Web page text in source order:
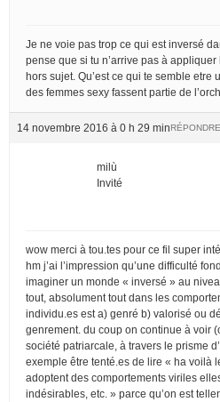
Je ne voie pas trop ce qui est inversé
pense que si tu n’arrive pas à
hors sujet. Qu’est ce qui te semble etre
des femmes sexy fassent partie de
14 novembre 2016 à 0 h 29 minRÉPONDRE
milù
Invité
wow merci à tou.tes pour ce fil super
hm j’ai l’impression qu’une difficulté
imaginer un monde « inversé » au
tout, absolument tout dans les
individu.es est a) genré b) valorisé ou
genrement. du coup on continue à voir
société patriarcale, à travers le prisme
exemple être tenté.es de lire « ha voilà
adoptent des comportements viriles
indésirables, etc. » parce qu’on est